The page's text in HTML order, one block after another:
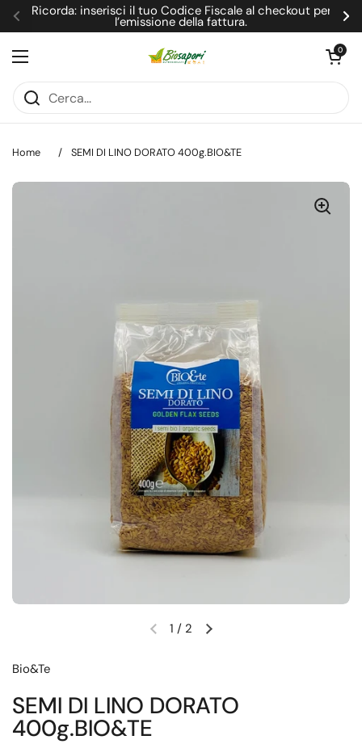
Passa ai contenuti
Precedente
Ricorda: inserisci il tuo Codice Fiscale al checkout per
l’emissione della fattura.
Apri menu
Apri
0
Home / SEMI DI LINO DORATO 400g.BIO&TE
Diapositiva precedente
Diapositiva successiva
1 / 2
Bio&Te
SEMI DI LINO DORATO
400g.BIO&TE